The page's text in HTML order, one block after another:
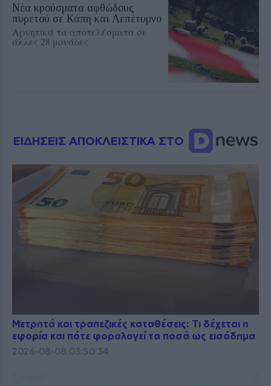
Νέα κρούσματα αφθώδους
πυρετού σε Κάπη και Λεπέτυμνο
Αρνητικά τα αποτελέσματα σε
άλλες 28 μονάδες
ΕΙΔΗΣΕΙΣ ΑΠΟΚΛΕΙΣΤΙΚΑ ΣΤΟ
Μετρητά και τραπεζικές καταθέσεις: Τι δέχεται η
εφορία και πότε φορολογεί τα ποσά ως εισόδημα
2026-08-08 03:50:34